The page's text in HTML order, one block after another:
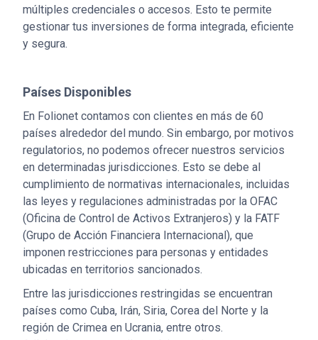
múltiples credenciales o accesos. Esto te permite
gestionar tus inversiones de forma integrada, eficiente
y segura.
Países Disponibles
En Folionet contamos con clientes en más de 60
países alrededor del mundo. Sin embargo, por motivos
regulatorios, no podemos ofrecer nuestros servicios
en determinadas jurisdicciones. Esto se debe al
cumplimiento de normativas internacionales, incluidas
las leyes y regulaciones administradas por la OFAC
(Oficina de Control de Activos Extranjeros) y la FATF
(Grupo de Acción Financiera Internacional), que
imponen restricciones para personas y entidades
ubicadas en territorios sancionados.
Entre las jurisdicciones restringidas se encuentran
países como Cuba, Irán, Siria, Corea del Norte y la
región de Crimea en Ucrania, entre otros.